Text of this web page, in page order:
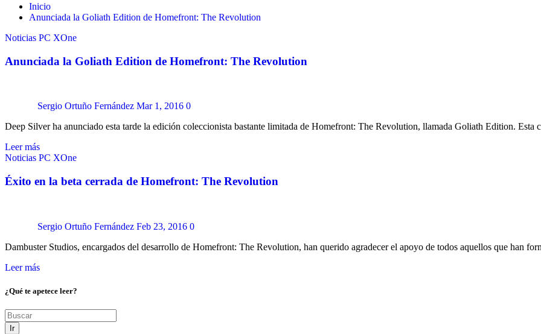
Inicio
Anunciada la Goliath Edition de Homefront: The Revolution
Noticias PC XOne
Anunciada la Goliath Edition de Homefront: The Revolution
Sergio Ortuño Fernández Mar 1, 2016 0
Deep Silver ha anunciado esta tarde la edición coleccionista bastante limitada de Homefront: The Revolution, llamada Goliath Edition. Esta
Leer más
Noticias PC XOne
Éxito en la beta cerrada de Homefront: The Revolution
Sergio Ortuño Fernández Feb 23, 2016 0
Dambuster Studios, encargados del desarrollo de Homefront: The Revolution, han querido agradecer el apoyo de todos aquellos que han
Leer más
¿Qué te apetece leer?
Ir